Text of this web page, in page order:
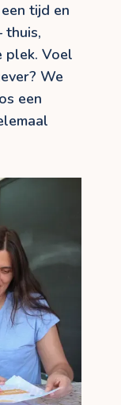
tijd en
thuis,
plek. Voel
We
een